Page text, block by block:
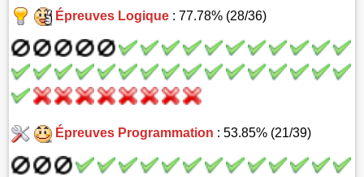
Épreuves Logique: 77.78% (28/36)
Épreuves Programmation : 53.85% (21/39)